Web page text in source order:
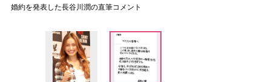
婚約を発表した長谷川潤の直筆コメント